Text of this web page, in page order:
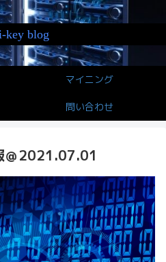
key blog
マイニング
問い合わせ
＠2021.07.01